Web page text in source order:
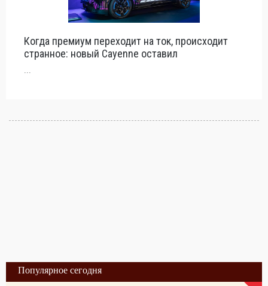
Когда премиум переходит на ток, происходит
странное: новый Cayenne оставил
Популярное сегодня